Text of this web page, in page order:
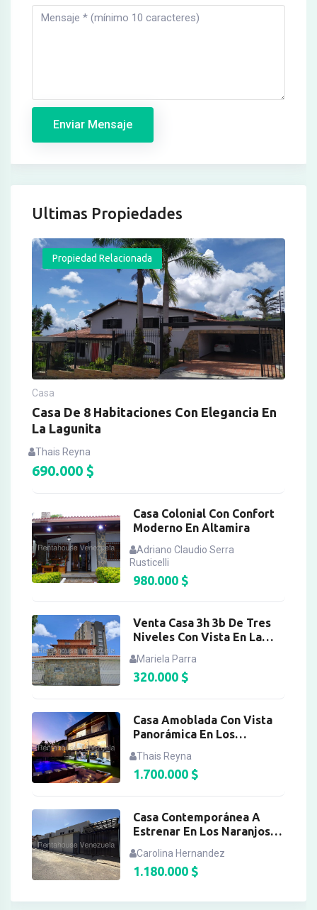
Enviar Mensaje
Ultimas Propiedades
Propiedad Relacionada
Casa
Casa De 8 Habitaciones Con Elegancia En
La Lagunita
Thais Reyna
690.000 $
Casa Colonial Con Confort
Moderno En Altamira
Adriano Claudio Serra
Rusticelli
980.000 $
Venta Casa 3h 3b De Tres
Niveles Con Vista En La
Mariela Parra
320.000 $
Casa Amoblada Con Vista
Panorámica En Los
Thais Reyna
1.700.000 $
Casa Contemporánea A
Estrenar En Los Naranjos
Carolina Hernandez
1.180.000 $